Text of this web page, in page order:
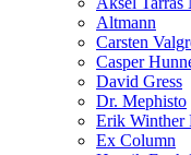
Altmann
Carsten
Casper
David Gress
Dr. Mephisto
Erik Winther
Ex Column